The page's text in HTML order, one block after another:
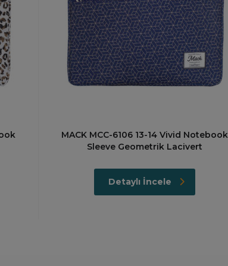
MACK MCC-6106 13-14 Vivid Notebook
Sleeve Geometrik Lacivert
Detaylı İncele